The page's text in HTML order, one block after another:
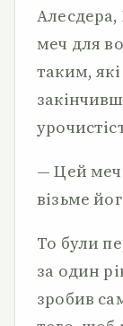
меч для
таким,
— Цей меч
візьме
То були
за один
зробив